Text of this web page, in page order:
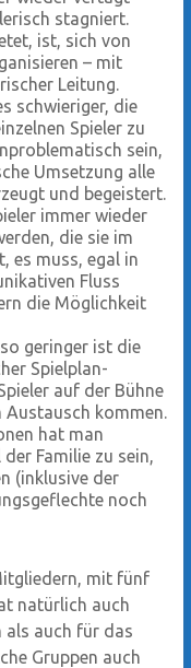
stagniert.
ist, sich von
– mit
Leitung.
schwieriger, die
Spieler zu
sein,
Umsetzung alle
und begeistert.
immer wieder
die sie im
es muss, egal in
Fluss
die Möglichkeit
geringer ist die
Spielplan-
auf der Bühne
Austausch kommen.
hat man
Familie zu sein,
(inklusive der
noch
mit fünf
natürlich auch
als auch für das
Gruppen auch